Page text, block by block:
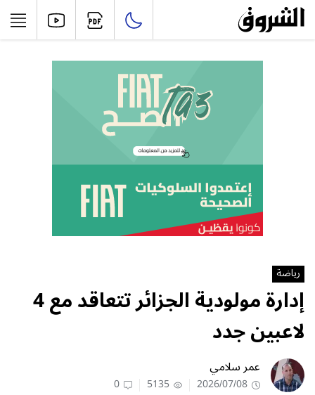
رياضة
إدارة مولودية الجزائر تتعاقد مع 4
لاعبين جدد
عمر سلامي
2026/07/08
5135
0